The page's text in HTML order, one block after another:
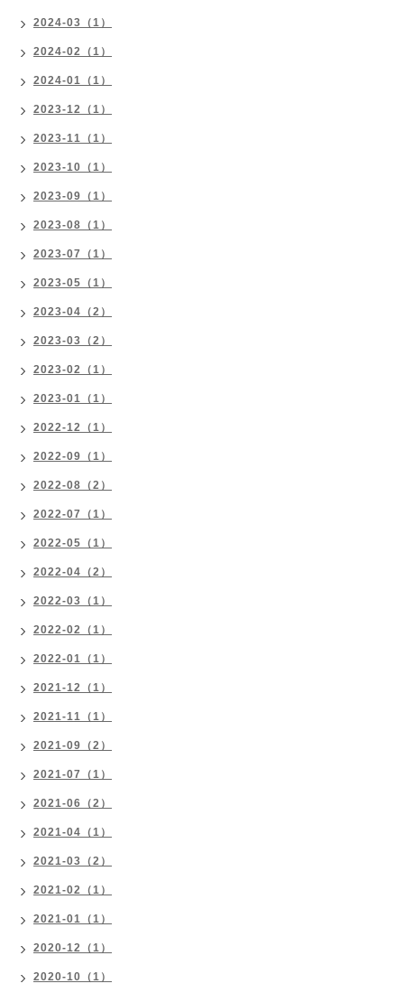
2024-03（1）
2024-02（1）
2024-01（1）
2023-12（1）
2023-11（1）
2023-10（1）
2023-09（1）
2023-08（1）
2023-07（1）
2023-05（1）
2023-04（2）
2023-03（2）
2023-02（1）
2023-01（1）
2022-12（1）
2022-09（1）
2022-08（2）
2022-07（1）
2022-05（1）
2022-04（2）
2022-03（1）
2022-02（1）
2022-01（1）
2021-12（1）
2021-11（1）
2021-09（2）
2021-07（1）
2021-06（2）
2021-04（1）
2021-03（2）
2021-02（1）
2021-01（1）
2020-12（1）
2020-10（1）